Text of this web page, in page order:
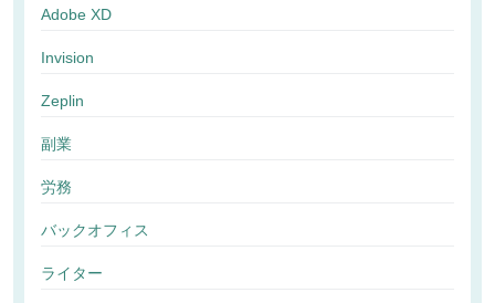
Adobe XD
Invision
Zeplin
副業
労務
バックオフィス
ライター